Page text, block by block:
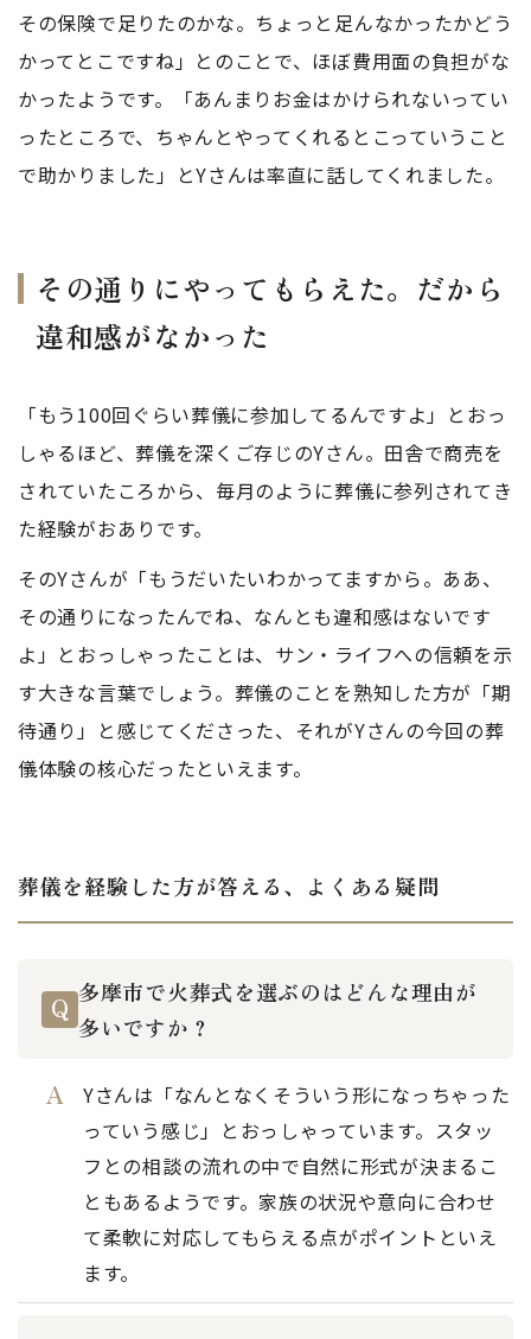
その保険で足りたのかな。ちょっと足んなかったかどう
かってとこですね」とのことで、ほぼ費用面の負担がな
かったようです。「あんまりお金はかけられないってい
ったところで、ちゃんとやってくれるとこっていうこと
で助かりました」とYさんは率直に話してくれました。
その通りにやってもらえた。だから
違和感がなかった
「もう100回ぐらい葬儀に参加してるんですよ」とおっ
しゃるほど、葬儀を深くご存じのYさん。田舎で商売を
されていたころから、毎月のように葬儀に参列されてき
た経験がおありです。
そのYさんが「もうだいたいわかってますから。ああ、
その通りになったんでね、なんとも違和感はないです
よ」とおっしゃったことは、サン・ライフへの信頼を示
す大きな言葉でしょう。葬儀のことを熟知した方が「期
待通り」と感じてくださった、それがYさんの今回の葬
儀体験の核心だったといえます。
葬儀を経験した方が答える、よくある疑問
多摩市で火葬式を選ぶのはどんな理由が
多いですか？
Yさんは「なんとなくそういう形になっちゃった
っていう感じ」とおっしゃっています。スタッ
フとの相談の流れの中で自然に形式が決まるこ
ともあるようです。家族の状況や意向に合わせ
て柔軟に対応してもらえる点がポイントといえ
ます。